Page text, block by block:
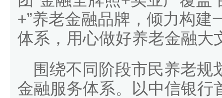
+”养老金融品牌，倾力构
体系，用心做好养老金融大
围绕不同阶段市民养老规
金融服务体系。以中信银行